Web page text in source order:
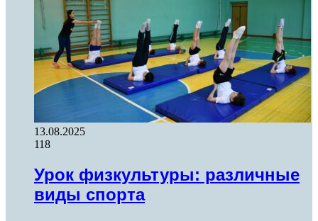
13.08.2025
118
Урок физкультуры: различные
виды спорта